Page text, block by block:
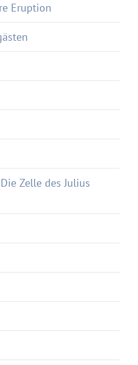
Eruption
Zelle des Julius